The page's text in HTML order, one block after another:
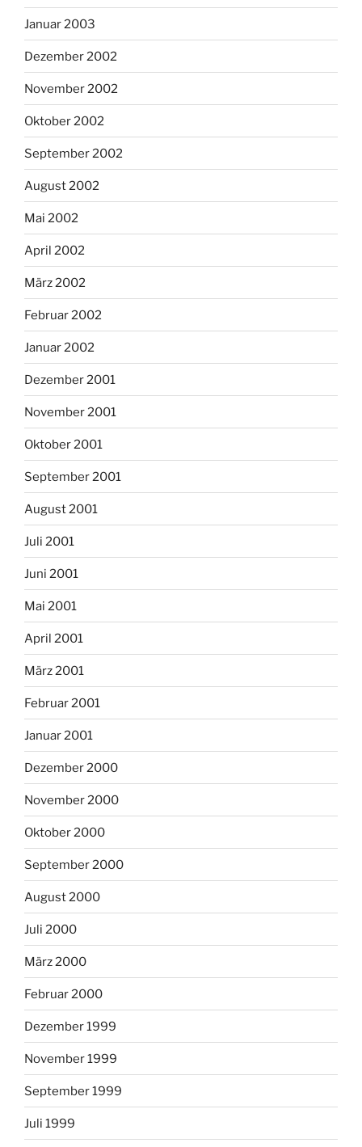
Januar 2003
Dezember 2002
November 2002
Oktober 2002
September 2002
August 2002
Mai 2002
April 2002
März 2002
Februar 2002
Januar 2002
Dezember 2001
November 2001
Oktober 2001
September 2001
August 2001
Juli 2001
Juni 2001
Mai 2001
April 2001
März 2001
Februar 2001
Januar 2001
Dezember 2000
November 2000
Oktober 2000
September 2000
August 2000
Juli 2000
März 2000
Februar 2000
Dezember 1999
November 1999
September 1999
Juli 1999